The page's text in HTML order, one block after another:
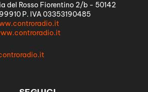
del Rosso Fiorentino 2/b - 50142
P. IVA 03353190485